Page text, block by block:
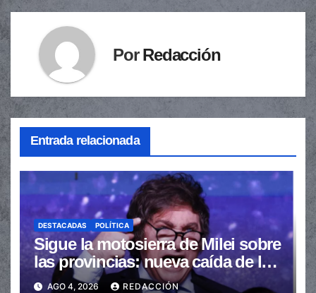
PorRedacción
Entrada relacionada
DESTACADAS POLÍTICA
Sigue la motosierra de Milei sobre
las provincias: nueva caída de las
transferencias no automáticas
AGO 4, 2026 REDACCIÓN